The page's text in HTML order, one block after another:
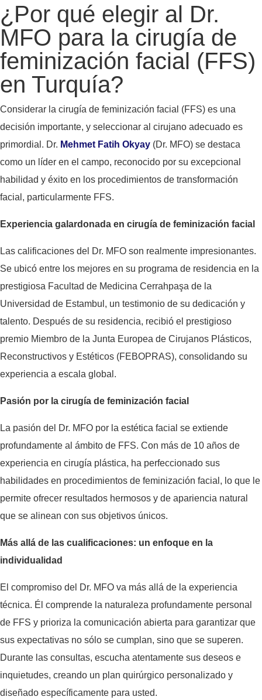
¿Por qué elegir al Dr.
MFO para la cirugía de
feminización facial (FFS)
en Turquía?
Considerar la cirugía de feminización facial (FFS) es una
decisión importante, y seleccionar al cirujano adecuado es
primordial. Dr. Mehmet Fatih Okyay (Dr. MFO) se destaca
como un líder en el campo, reconocido por su excepcional
habilidad y éxito en los procedimientos de transformación
facial, particularmente FFS.
Experiencia galardonada en cirugía de feminización facial
Las calificaciones del Dr. MFO son realmente impresionantes.
Se ubicó entre los mejores en su programa de residencia en la
prestigiosa Facultad de Medicina Cerrahpaşa de la
Universidad de Estambul, un testimonio de su dedicación y
talento. Después de su residencia, recibió el prestigioso
premio Miembro de la Junta Europea de Cirujanos Plásticos,
Reconstructivos y Estéticos (FEBOPRAS), consolidando su
experiencia a escala global.
Pasión por la cirugía de feminización facial
La pasión del Dr. MFO por la estética facial se extiende
profundamente al ámbito de FFS. Con más de 10 años de
experiencia en cirugía plástica, ha perfeccionado sus
habilidades en procedimientos de feminización facial, lo que le
permite ofrecer resultados hermosos y de apariencia natural
que se alinean con sus objetivos únicos.
Más allá de las cualificaciones: un enfoque en la
individualidad
El compromiso del Dr. MFO va más allá de la experiencia
técnica. Él comprende la naturaleza profundamente personal
de FFS y prioriza la comunicación abierta para garantizar que
sus expectativas no sólo se cumplan, sino que se superen.
Durante las consultas, escucha atentamente sus deseos e
inquietudes, creando un plan quirúrgico personalizado y
diseñado específicamente para usted.